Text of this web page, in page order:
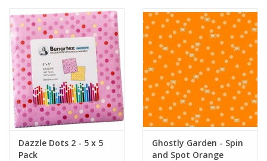
Dazzle Dots 2 - 5 x 5
Pack
Ghostly Garden - Spin
and Spot Orange